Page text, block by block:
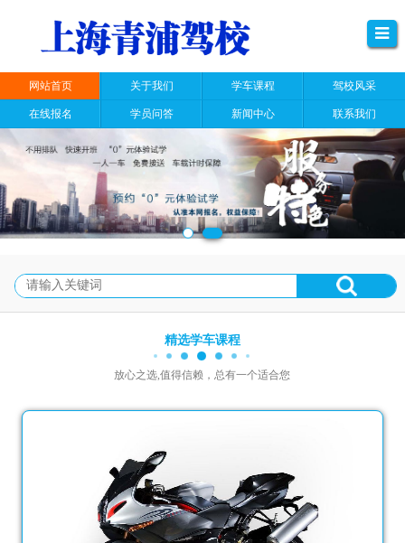
网站首页 关于我们 学车课程 驾校风采
在线报名 学员问答 新闻中心 联系我们
精选学车课程
放心之选,值得信赖，总有一个适合您